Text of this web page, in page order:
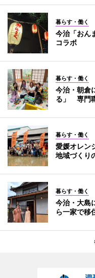
暮らす・働く
今治「おん
コラボ
暮らす・働く
今治・朝倉
る」 専門
暮らす・働く
愛媛オレン
地域づくり
暮らす・働く
今治・大島
ら一家で移